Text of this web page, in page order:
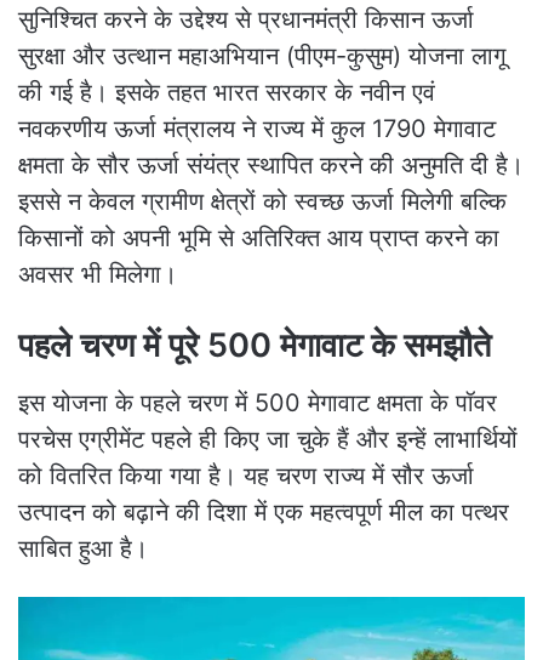
सुनिश्चित करने के उद्देश्य से प्रधानमंत्री किसान ऊर्जा
सुरक्षा और उत्थान महाअभियान (पीएम-कुसुम) योजना लागू
की गई है। इसके तहत भारत सरकार के नवीन एवं
नवकरणीय ऊर्जा मंत्रालय ने राज्य में कुल 1790 मेगावाट
क्षमता के सौर ऊर्जा संयंत्र स्थापित करने की अनुमति दी है।
इससे न केवल ग्रामीण क्षेत्रों को स्वच्छ ऊर्जा मिलेगी बल्कि
किसानों को अपनी भूमि से अतिरिक्त आय प्राप्त करने का
अवसर भी मिलेगा।
पहले चरण में पूरे 500 मेगावाट के समझौते
इस योजना के पहले चरण में 500 मेगावाट क्षमता के पॉवर
परचेस एग्रीमेंट पहले ही किए जा चुके हैं और इन्हें लाभार्थियों
को वितरित किया गया है। यह चरण राज्य में सौर ऊर्जा
उत्पादन को बढ़ाने की दिशा में एक महत्वपूर्ण मील का पत्थर
साबित हुआ है।